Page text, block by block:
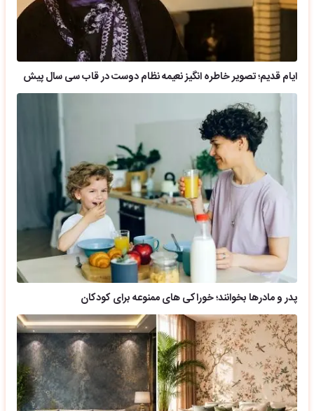
ایام قدیم؛ تصویر خاطره انگیز نعیمه نظام دوست در قاب سی سال پیش
پدر و مادرها بخوانند؛ خوراکی های ممنوعه برای کودکان